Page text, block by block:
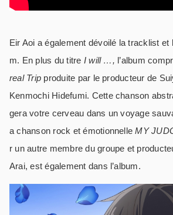
Eir Aoi a également dévoilé la tracklist et
m. En plus du titre I will …, l’album
real Trip produite par le producteur de
Kenmochi Hidefumi. Cette chanson
gera votre cerveau dans un voyage
a chanson rock et émotionnelleMY
r un autre membre du groupe et
Arai, est également dans l’album.